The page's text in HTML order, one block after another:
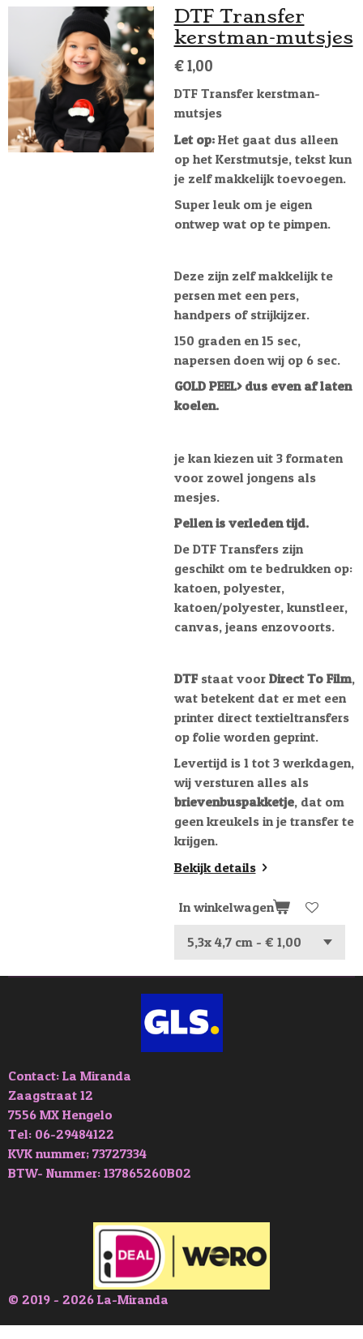
DTF Transfer
kerstman-mutsjes
€ 1,00
DTF Transfer kerstman-
mutsjes
Let op: Het gaat dus alleen
op het Kerstmutsje, tekst kun
je zelf makkelijk toevoegen.
Super leuk om je eigen
ontwep wat op te pimpen.
Deze zijn zelf makkelijk te
persen met een pers,
handpers of strijkijzer.
150 graden en 15 sec,
napersen doen wij op 6 sec.
GOLD PEEL> dus even af laten
koelen.
je kan kiezen uit 3 formaten
voor zowel jongens als
mesjes.
Pellen is verleden tijd.
De DTF Transfers zijn
geschikt om te bedrukken op:
katoen, polyester,
katoen/polyester, kunstleer,
canvas, jeans enzovoorts.
DTFstaat voor Direct To Film,
wat betekent dat er met een
printer direct textieltransfers
op folie worden geprint.
Levertijd is 1 tot 3 werkdagen,
wij versturen alles als
brievenbuspakketje, dat om
geen kreukels in je transfer te
krijgen.
Bekijk details
In winkelwagen
Contact: La Miranda
Zaagstraat 12
7556 MX Hengelo
Tel: 06-29484122
KVK nummer; 73727334
BTW- Nummer: 137865260B02
© 2019 - 2026 La-Miranda